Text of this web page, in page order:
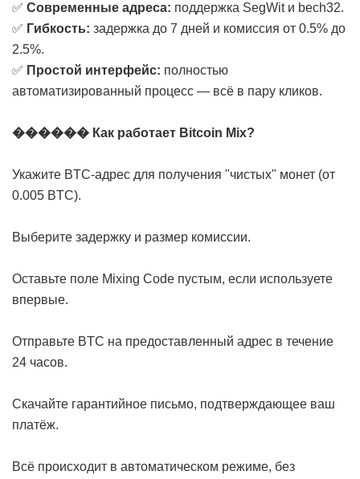
✅ Современные адреса: поддержка SegWit и bech32.
✅ Гибкость: задержка до 7 дней и комиссия от 0.5% до
2.5%.
✅ Простой интерфейс: полностью
автоматизированный процесс — всё в пару кликов.
������ Как работает Bitcoin Mix?
Укажите BTC-адрес для получения "чистых" монет (от
0.005 BTC).
Выберите задержку и размер комиссии.
Оставьте поле Mixing Code пустым, если используете
впервые.
Отправьте BTC на предоставленный адрес в течение
24 часов.
Скачайте гарантийное письмо, подтверждающее ваш
платёж.
Всё происходит в автоматическом режиме, без